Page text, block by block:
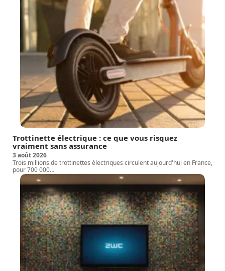
Trottinette électrique : ce que vous risquez
vraiment sans assurance
3 août 2026
Trois millions de trottinettes électriques circulent aujourd'hui en France,
pour 700 000…